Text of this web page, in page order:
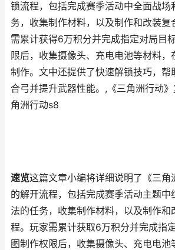
锁流程，包括完成赛季活动中全面战场
务，收集制作材料，以及制作和改装复
需累计获得6万积分并完成指定对局目
限后，收集摄像头、充电电池等材料，
制作。文中还提供了快速解锁技巧，帮
合弓并提升武器性能。,《三角洲行动
角洲行动s8
速览这篇文章小编将详细说明了《三角
的解开流程，包括完成赛季活动主题中
法的任务，收集制作材料，以及制作和
程。玩家需累计获取6万积分并完成指
图制作权限后，收集摄像头、充电电池